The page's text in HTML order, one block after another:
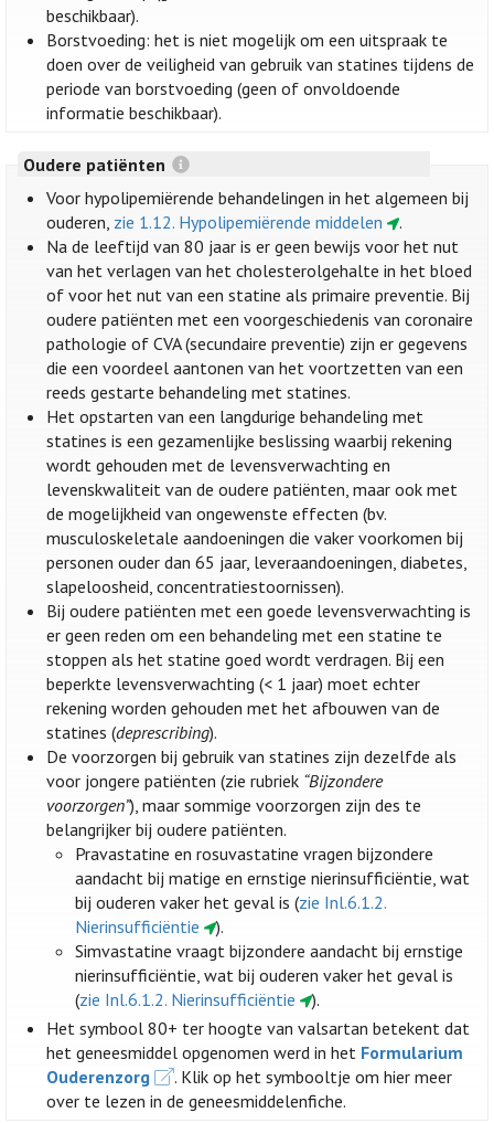
beschikbaar).
Borstvoeding: het is niet mogelijk om een uitspraak te
doen over de veiligheid van gebruik van statines tijdens de
periode van borstvoeding (geen of onvoldoende
informatie beschikbaar).
Oudere patiënten
Voor hypolipemiërende behandelingen in het algemeen bij
ouderen, zie 1.12. Hypolipemiërende middelen
.
Na de leeftijd van 80 jaar is er geen bewijs voor het nut
van het verlagen van het cholesterolgehalte in het bloed
of voor het nut van een statine als primaire preventie. Bij
oudere patiënten met een voorgeschiedenis van coronaire
pathologie of CVA (secundaire preventie) zijn er gegevens
die een voordeel aantonen van het voortzetten van een
reeds gestarte behandeling met statines.
Het opstarten van een langdurige behandeling met
statines is een gezamenlijke beslissing waarbij rekening
wordt gehouden met de levensverwachting en
levenskwaliteit van de oudere patiënten, maar ook met
de mogelijkheid van ongewenste effecten (bv.
musculoskeletale aandoeningen die vaker voorkomen bij
personen ouder dan 65 jaar, leveraandoeningen, diabetes,
slapeloosheid, concentratiestoornissen).
Bij oudere patiënten met een goede levensverwachting is
er geen reden om een behandeling met een statine te
stoppen als het statine goed wordt verdragen. Bij een
beperkte levensverwachting (< 1 jaar) moet echter
rekening worden gehouden met het afbouwen van de
statines (deprescribing).
De voorzorgen bij gebruik van statines zijn dezelfde als
voor jongere patiënten (zie rubriek “Bijzondere
voorzorgen”), maar sommige voorzorgen zijn des te
belangrijker bij oudere patiënten.
Pravastatine en rosuvastatine vragen bijzondere
aandacht bij matige en ernstige nierinsufficiëntie, wat
bij ouderen vaker het geval is (zie Inl.6.1.2.
Nierinsufficiëntie
).
Simvastatine vraagt bijzondere aandacht bij ernstige
nierinsufficiëntie, wat bij ouderen vaker het geval is
(zie Inl.6.1.2. Nierinsufficiëntie
).
Het symbool 80+ ter hoogte van valsartan betekent dat
het geneesmiddel opgenomen werd in het Formularium
Ouderenzorg
. Klik op het symbooltje om hier meer
over te lezen in de geneesmiddelenfiche.